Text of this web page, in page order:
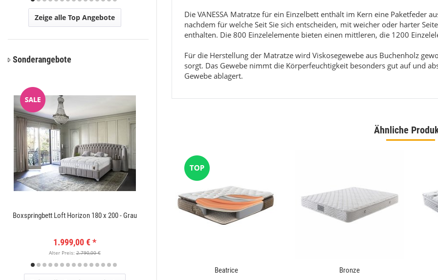
Die VANESSA Matratze für ein Einzelbett enthält im Kern eine Paketfeder
nachdem für welche Seit Sie sich entscheiden, mit weicher oder harter
enthalten. Die 800 Einzelelemente bieten einen mittleren, die 1200
Für die Herstellung der Matratze wird Viskosegewebe aus Buchenholz
sorgt. Das Gewebe nimmt die Körperfeuchtigkeit besonders gut auf und
Gewebe ablagert.
Ähnliche
Beatrice Bronze
Zeige alle Top Angebote
Sonderangebote
Boxspringbett Loft Horizon 180 x 200 - Grau
1.999,00 € *
Alter Preis:2.790,00 €
Amatis 6650 Grau Designer Teppich 160 x 230 Bahama 8815 Grau Designer Teppich 160 x 230